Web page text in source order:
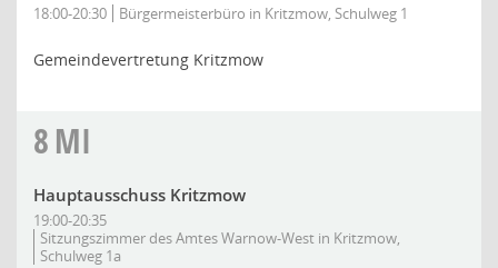
18:00-20:30 Bürgermeisterbüro in Kritzmow, Schulweg 1
Gemeindevertretung Kritzmow
8MI
Hauptausschuss Kritzmow
19:00-20:35
Sitzungszimmer des Amtes Warnow-West in Kritzmow,
Schulweg 1a